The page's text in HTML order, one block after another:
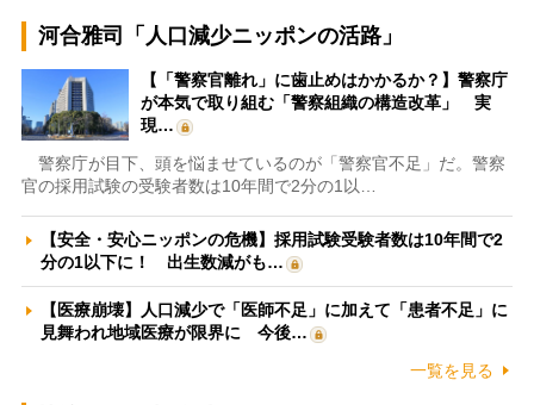
河合雅司「人口減少ニッポンの活路」
【「警察官離れ」に歯止めはかかるか？】警察庁
が本気で取り組む「警察組織の構造改革」 実
現…
警察庁が目下、頭を悩ませているのが「警察官不足」だ。警察
官の採用試験の受験者数は10年間で2分の1以…
【安全・安心ニッポンの危機】採用試験受験者数は10年間で2
分の1以下に！ 出生数減がも…
【医療崩壊】人口減少で「医師不足」に加えて「患者不足」に
見舞われ地域医療が限界に 今後…
一覧を見る